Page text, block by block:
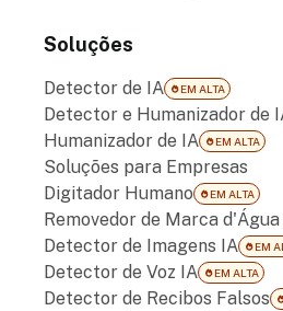
Soluções
Detector de IA EM ALTA
Detector e Humanizador de
Humanizador de IA EM ALTA
Soluções para Empresas
Digitador Humano
EM ALTA
Removedor de Marca
Detector de Imagens IA EM
Detector de Voz IA EM ALTA
Detector de Recibos Falsos